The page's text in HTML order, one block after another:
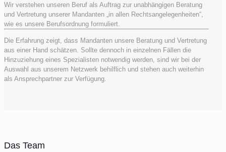
Wir verstehen unseren Beruf als Auftrag zur unabhängigen Beratung
und Vertretung unserer Mandanten „in allen Rechtsangelegenheiten“,
wie es unsere Berufsordnung formuliert.
Die Erfahrung zeigt, dass Mandanten unsere Beratung und Vertretung
aus einer Hand schätzen. Sollte dennoch in einzelnen Fällen die
Hinzuziehung eines Spezialisten notwendig werden, sind wir bei der
Auswahl aus unserem Netzwerk behilflich und stehen auch weiterhin
als Ansprechpartner zur Verfügung.
Das Team